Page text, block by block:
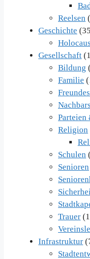
Reelsen
Geschichte
Gesellschaft
Bildung
Familie
Religion
Schulen
Senioren
Trauer
Infrastruktur